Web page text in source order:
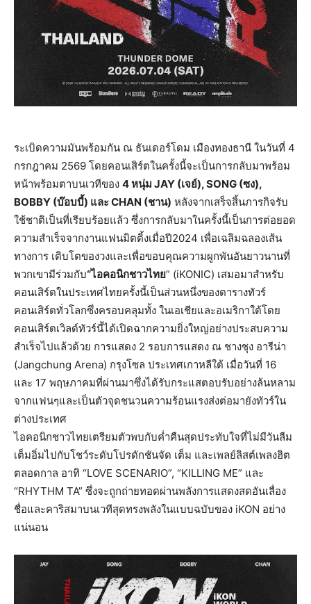
ระเบิดความมันพร้อมกัน ณ ธันเดอร์โดม เมืองทองธานี ในวันที่ 4
กรกฎาคม 2569 โดยคอนเสิร์ตในครั้งนี้จะเป็นการกลับมาพร้อม
หน้าพร้อมตาบนเวทีของ 4 หนุ่ม JAY (เจย์), SONG (ซง),
BOBBY (บ๊อบบี้) และ CHAN (ชาน) หลังจากเสร็จสิ้นภารกิจรับ
ใช้ชาติเป็นที่เรียบร้อยแล้ว ซึ่งการกลับมาในครั้งนี้เป็นการต่อยอด
ความสำเร็จจากงานแฟนมิตติ้งเมื่อปี2024 เพื่อเฉลิมฉลองเส้น
ทางการ เติบโตของวงและเพื่อขอบคุณความผูกพันอันยาวนานที่
พวกเขามีร่วมกับ“ไอคอนิกชาวไทย” (iKONIC) เสมอมาสำหรับ
คอนเสิร์ตในประเทศไทยครั้งนี้เป็นส่วนหนึ่งของตารางทัวร์
คอนเสิร์ตทั่วโลกซึ่งครอบคลุมทั้ง ในเอเชียและอเมริกาใต้โดย
คอนเสิร์ตเวิลด์ทัวร์นี้ได้เปิดฉากความยิ่งใหญ่อย่างประสบความ
สำเร็จไปแล้วด้วย การแสดง 2 รอบการแสดง ณ ชางชุง อารีน่า
(Jangchung Arena) กรุงโซล ประเทศเกาหลีใต้ เมื่อวันที่ 16
และ 17 พฤษภาคมที่ผ่านมาซึ่งได้รับกระแสตอบรับอย่างล้นหลาม
จากแฟนๆและเป็นตัวจุดชนวนความร้อนแรงส่งต่อมายังทัวร์ใน
ต่างประเทศ
ไอคอนิกชาวไทยเตรียมตัวพบกับค่ำคืนสุดประทับใจที่ไม่มีวันลืม
เต็มอิ่มไปกับโชว์ระดับโปรดักชันจัด เต็ม และเพลย์ลิสต์เพลงฮิต
ตลอดกาล อาทิ “LOVE SCENARIO”, “KILLING ME” และ
“RHYTHM TA” ซึ่งจะถูกถ่ายทอดผ่านพลังการแสดงสดอันเลื่อง
ชื่อและคาริสมาบนเวทีสุดทรงพลังในแบบฉบับของ iKON อย่าง
แน่นอน